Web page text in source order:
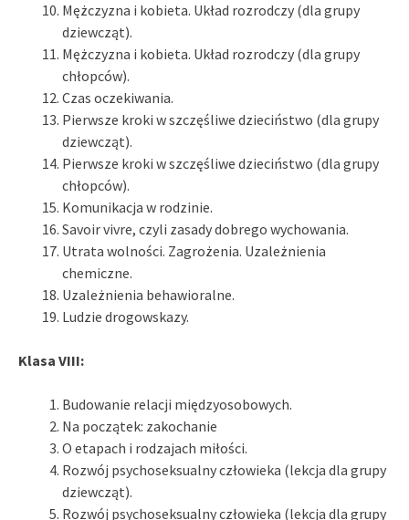
Mężczyzna i kobieta. Układ rozrodczy (dla grupy
dziewcząt).
Mężczyzna i kobieta. Układ rozrodczy (dla grupy
chłopców).
Czas oczekiwania.
Pierwsze kroki w szczęśliwe dzieciństwo (dla grupy
dziewcząt).
Pierwsze kroki w szczęśliwe dzieciństwo (dla grupy
chłopców).
Komunikacja w rodzinie.
Savoir vivre, czyli zasady dobrego wychowania.
Utrata wolności. Zagrożenia. Uzależnienia
chemiczne.
Uzależnienia behawioralne.
Ludzie drogowskazy.
Klasa VIII:
Budowanie relacji międzyosobowych.
Na początek: zakochanie
O etapach i rodzajach miłości.
Rozwój psychoseksualny człowieka (lekcja dla grupy
dziewcząt).
Rozwój psychoseksualny człowieka (lekcja dla grupy